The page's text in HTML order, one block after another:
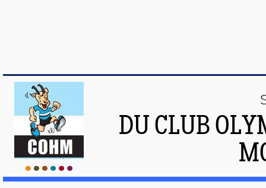
DU CLUB